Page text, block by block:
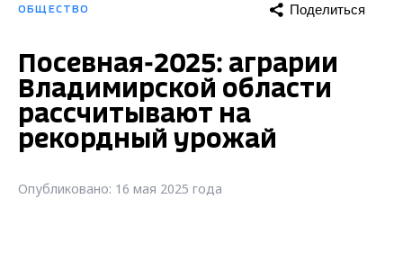
ОБЩЕСТВО Поделиться
Посевная-2025: аграрии
Владимирской области
рассчитывают на
рекордный урожай
Опубликовано: 16 мая 2025 года